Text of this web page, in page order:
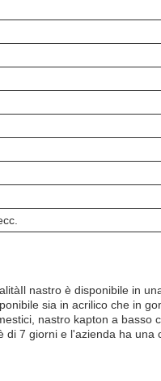
nastro è disponibile in
sia in acrilico che in
nastro kapton a basso
7 giorni e l'azienda ha